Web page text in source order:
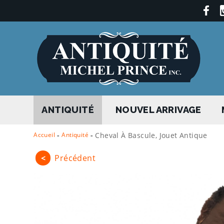
ANTIQUITÉ NOUVEL ARRIVAGE
Accueil - Antiquité - Cheval À Bascule, Jouet Antique
< Précédent